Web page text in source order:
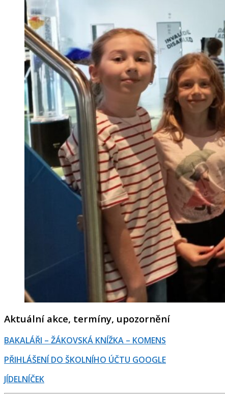
Aktuální akce, termíny, upozornění
BAKALÁŘI – ŽÁKOVSKÁ KNÍŽKA – KOMENS
PŘIHLÁŠENÍ DO ŠKOLNÍHO ÚČTU GOOGLE
JÍDELNÍČEK